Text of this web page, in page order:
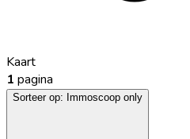
Kaart
1 pagina
Sorteer op: Immoscoop only